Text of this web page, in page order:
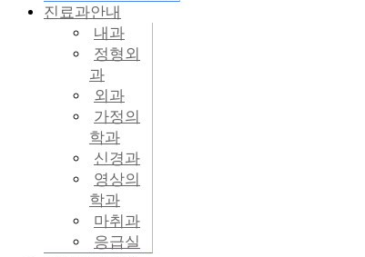
진료과안내
내과
정형외
과
외과
가정의
학과
신경과
영상의
학과
마취과
응급실